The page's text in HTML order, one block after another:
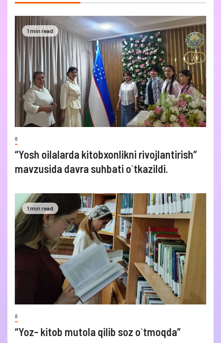
1 min read
0
“Yosh oilalarda kitobxonlikni rivojlantirish”
mavzusida davra suhbati o`tkazildi.
1 min read
0
“Yoz- kitob mutola qilib soz o`tmoqda”